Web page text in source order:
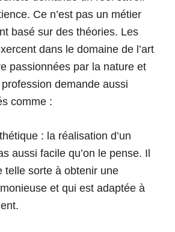
Ce n’est pas un métier
basé sur des théories. Les
dans le domaine de l’art
passionnées par la nature et
demande aussi
comme :
: la réalisation d’un
aussi facile qu’on le pense. Il
telle sorte à obtenir une
et qui est adaptée à